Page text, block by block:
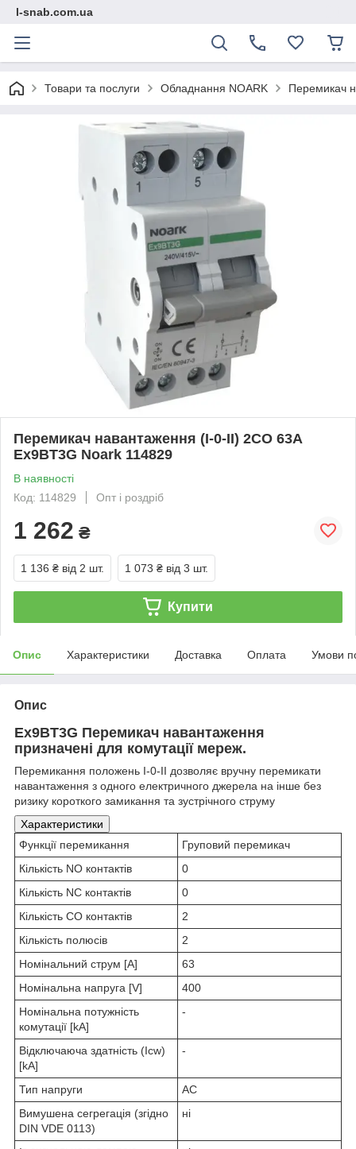
l-snab.com.ua
Товари та послуги Обладнання NOARK Перемикач
Перемикач навантаження (I-0-II) 2CO 63A
Ex9BT3G Noark 114829
В наявності
Код: 114829
Опт і роздріб
1 262 ₴
1 136 ₴ від 2 шт. 1 073 ₴ від 3 шт.
Купити
Опис Характеристики Доставка Оплата Умови
Опис
Ex9BT3G Перемикач навантаження
призначені для комутації мереж.
Перемикання положень І-0-ІІ дозволяє вручну перемикати
навантаження з одного електричного джерела на інше без
ризику короткого замикання та зустрічного струму
Характеристики
Функції перемикання
Груповий перемикач
Кількість NO контактів
0
Кількість NC контактів
0
Кількість CO контактів
2
Кількість полюсів
2
Номінальний струм [A]
63
Номінальна напруга [V]
400
Номінальна потужність
комутації [kA]
-
Відключаюча здатність (Icw)
[kA]
-
Тип напруги
AC
Вимушена сегрегація (згідно
DIN VDE 0113)
ні